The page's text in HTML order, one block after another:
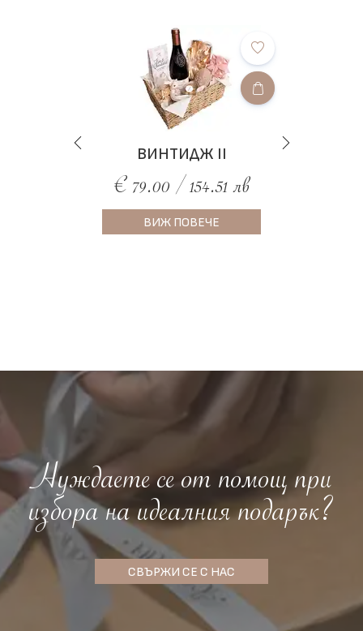
ВИНТИДЖ II
€ 79.00 / 154.51 лв
ВИЖ ПОВЕЧЕ
Нуждаете се от помощ при
избора на идеалния подарък?
СВЪРЖИ СЕ С НАС